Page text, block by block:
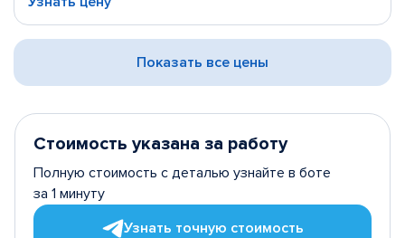
Показать все цены
Стоимость указана за работу
Полную стоимость с деталью узнайте в боте
за 1 минуту
Узнать точную стоимость